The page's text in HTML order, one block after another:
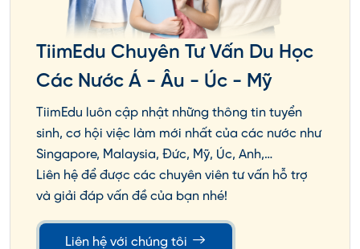
AP Physics 1: Algebra-Based
AP Physics 2: Algebra-Based
AP Physics C: Electricity and Magnetism
AP Physics C: Mechanics
Ngôn ngữ và Văn hóa Thế giới
AP Chinese Language and Culture
AP French Language and Culture
AP German Language and Culture
AP Italian Language and Culture
TiimEdu Chuyên Tư Vấn Du Học
Các Nước Á - Âu - Úc - Mỹ
TiimEdu luôn cập nhật những thông tin tuyển
sinh, cơ hội việc làm mới nhất của các nước như
Singapore, Malaysia, Đức, Mỹ, Úc, Anh,…
Liên hệ để được các chuyên viên tư vấn hỗ trợ
và giải đáp vấn đề của bạn nhé!
Liên hệ với chúng tôi